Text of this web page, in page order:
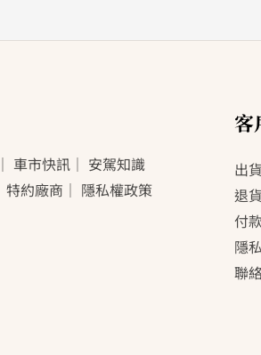
｜ 車市快訊｜ 安駕知識
特約廠商 ｜ 隱私權政策
客
出
退
付
隱
聯